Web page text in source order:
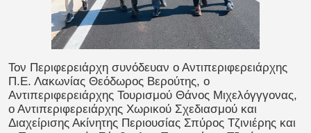
Τον Περιφερειάρχη συνόδευαν ο Αντιπεριφερειάρχης
Π.Ε. Λακωνίας Θεόδωρος Βερούτης, ο
Αντιπεριφερειάρχης Τουρισμού Θάνος Μιχελόγγγονας,
ο Αντιπεριφερειάρχης Χωρικού Σχεδιασμού και
Διαχείρισης Ακίνητης Περιουσίας Σπύρος Τζινιέρης και